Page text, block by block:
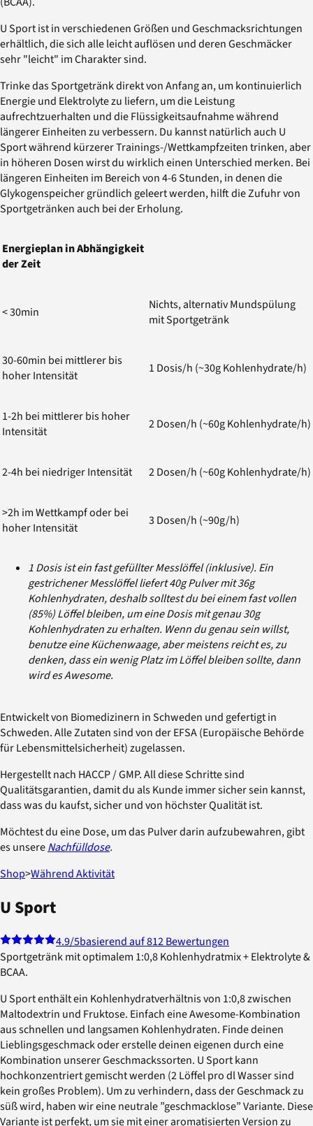
U Sport ist in verschiedenen Größen und Geschmacksrichtungen
erhältlich, die sich alle leicht auflösen und deren Geschmäcker
sehr "leicht" im Charakter sind.
Trinke das Sportgetränk direkt von Anfang an, um kontinuierlich
Energie und Elektrolyte zu liefern, um die Leistung
aufrechtzuerhalten und die Flüssigkeitsaufnahme während
längerer Einheiten zu verbessern. Du kannst natürlich auch U
Sport während kürzerer Trainings-/Wettkampfzeiten trinken, aber
in höheren Dosen wirst du wirklich einen Unterschied merken. Bei
längeren Einheiten im Bereich von 4-6 Stunden, in denen die
Glykogenspeicher gründlich geleert werden, hilft die Zufuhr von
Sportgetränken auch bei der Erholung.
Energieplan in Abhängigkeit
der Zeit
< 30min
Nichts, alternativ Mundspülung
mit Sportgetränk
30-60min bei mittlerer bis
hoher Intensität
1 Dosis/h (~30g Kohlenhydrate/h)
1-2h bei mittlerer bis hoher
Intensität
2 Dosen/h (~60g Kohlenhydrate/h)
2-4h bei niedriger Intensität 2 Dosen/h (~60g Kohlenhydrate/h)
>2h im Wettkampf oder bei
hoher Intensität
3 Dosen/h (~90g/h)
1 Dosis ist ein fast gefüllter Messlöffel (inklusive). Ein
gestrichener Messlöffel liefert 40g Pulver mit 36g
Kohlenhydraten, deshalb solltest du bei einem fast vollen
(85%) Löffel bleiben, um eine Dosis mit genau 30g
Kohlenhydraten zu erhalten. Wenn du genau sein willst,
benutze eine Küchenwaage, aber meistens reicht es, zu
denken, dass ein wenig Platz im Löffel bleiben sollte, dann
wird es Awesome.
Entwickelt von Biomedizinern in Schweden und gefertigt in
Schweden. Alle Zutaten sind von der EFSA (Europäische Behörde
für Lebensmittelsicherheit) zugelassen.
Hergestellt nach HACCP / GMP. All diese Schritte sind
Qualitätsgarantien, damit du als Kunde immer sicher sein kannst,
dass was du kaufst, sicher und von höchster Qualität ist.
Möchtest du eine Dose, um das Pulver darin aufzubewahren, gibt
es unsereNachfülldose.
Shop>Während Aktivität
U Sport
4.9/5basierend auf 812 Bewertungen
Sportgetränk mit optimalem 1:0,8 Kohlenhydratmix + Elektrolyte &
BCAA.
U Sport enthält ein Kohlenhydratverhältnis von 1:0,8 zwischen
Maltodextrin und Fruktose. Einfach eine Awesome-Kombination
aus schnellen und langsamen Kohlenhydraten. Finde deinen
Lieblingsgeschmack oder erstelle deinen eigenen durch eine
Kombination unserer Geschmackssorten. U Sport kann
hochkonzentriert gemischt werden (2 Löffel pro dl Wasser sind
kein großes Problem). Um zu verhindern, dass der Geschmack zu
süß wird, haben wir eine neutrale ”geschmacklose” Variante. Diese
Variante ist perfekt, um sie mit einer aromatisierten Version zu